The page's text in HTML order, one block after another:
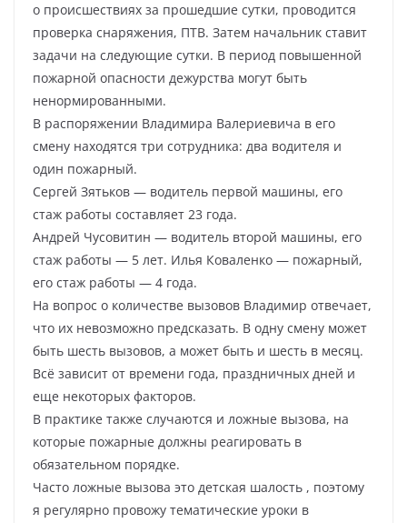
о происшествиях за прошедшие сутки, проводится
проверка снаряжения, ПТВ. Затем начальник ставит
задачи на следующие сутки. В период повышенной
пожарной опасности дежурства могут быть
ненормированными.
В распоряжении Владимира Валериевича в его
смену находятся три сотрудника: два водителя и
один пожарный.
Сергей Зятьков — водитель первой машины, его
стаж работы составляет 23 года.
Андрей Чусовитин — водитель второй машины, его
стаж работы — 5 лет. Илья Коваленко — пожарный,
его стаж работы — 4 года.
На вопрос о количестве вызовов Владимир отвечает,
что их невозможно предсказать. В одну смену может
быть шесть вызовов, а может быть и шесть в месяц.
Всё зависит от времени года, праздничных дней и
еще некоторых факторов.
В практике также случаются и ложные вызова, на
которые пожарные должны реагировать в
обязательном порядке.
Часто ложные вызова это детская шалость , поэтому
я регулярно провожу тематические уроки в